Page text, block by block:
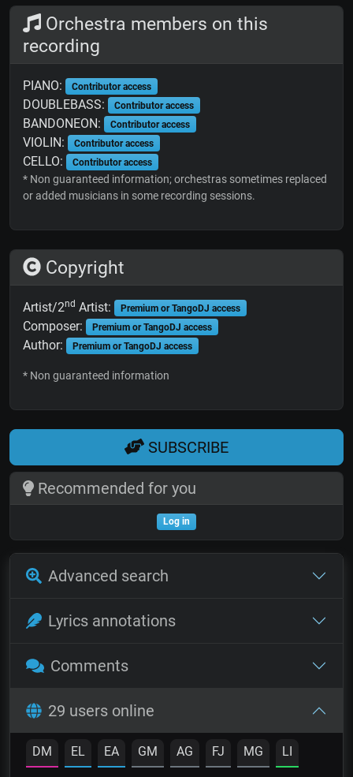
Orchestra members on this
recording
PIANO: Contributor access
DOUBLEBASS: Contributor access
BANDONEON: Contributor access
VIOLIN: Contributor access
CELLO: Contributor access
* Non guaranteed information; orchestras sometimes replaced
or added musicians in some recording sessions.
Copyright
Artist/2nd Artist: Premium or TangoDJ access
Composer: Premium or TangoDJ access
Author: Premium or TangoDJ access
* Non guaranteed information
SUBSCRIBE
Recommended for you
Log in
Advanced search
Lyrics annotations
Comments
29 users online
DM EL EA GM AG FJ MG LI